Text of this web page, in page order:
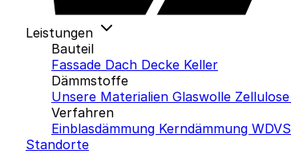
Leistungen
Bauteil
Fassade Dach Decke Keller
Dämmstoffe
Unsere Materialien Glaswolle Zellulose
Verfahren
Einblasdämmung Kerndämmung WDVS
Standorte